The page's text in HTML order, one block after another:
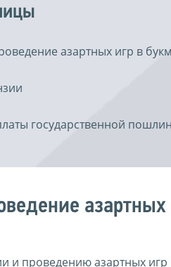
азартных игр в
государственной
и проведению азартных